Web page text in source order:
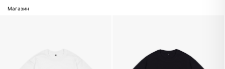
Магазин